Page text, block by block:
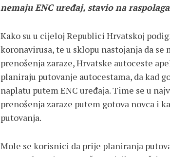
nemaju ENC uređaj, stavio na
Kako su u cijeloj Republici Hrvatskoj
koronavirusa, te u sklopu nastojanja da
prenošenja zaraze, Hrvatske autoceste
planiraju putovanje autocestama, da kad
naplatu putem ENC uređaja. Time se u
prenošenja zaraze putem gotova novca i
putovanja.
Mole se korisnici da prije planiranja